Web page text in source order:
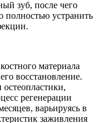
зуб, после чего
полностью устранить
материала
восстановление.
регенерации
варьируясь в
заживления